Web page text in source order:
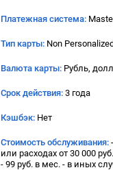
Платежная система:
Тип карты: Non Personalized
Валюта карты: Рубль,
Срок действия: 3 года
Кэшбэк: Нет
Стоимость обслуживания:
или расходах от 30 000
- 99 руб. в мес. - в иных